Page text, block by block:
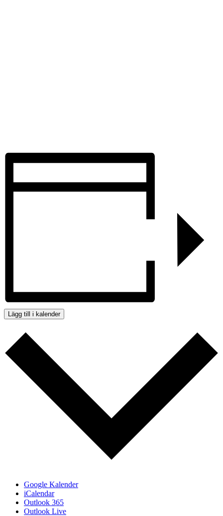
Lägg till i kalender
Google Kalender
iCalendar
Outlook 365
Outlook Live